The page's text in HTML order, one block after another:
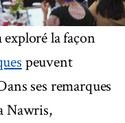
la façon
peuvent
ses remarques
Nawris,